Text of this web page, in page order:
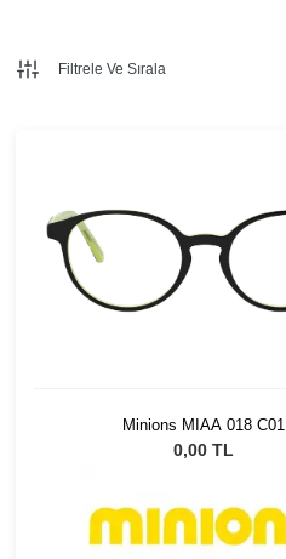
Filtrele Ve Sırala
Minions MIAA 018 C01
0,00 TL